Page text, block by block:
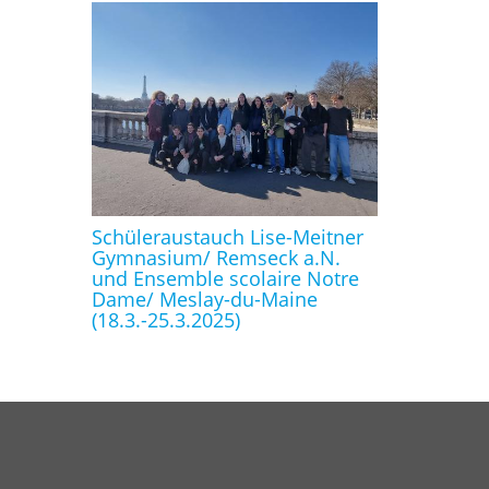
Schüleraustauch Lise-Meitner
Gymnasium/ Remseck a.N.
und Ensemble scolaire Notre
Dame/ Meslay-du-Maine
(18.3.-25.3.2025)